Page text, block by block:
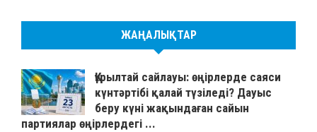
ЖАҢАЛЫҚТАР
Құрылтай сайлауы: өңірлерде саяси
күнтәртібі қалай түзіледі? Дауыс
беру күні жақындаған сайын
партиялар өңірлердегі ...